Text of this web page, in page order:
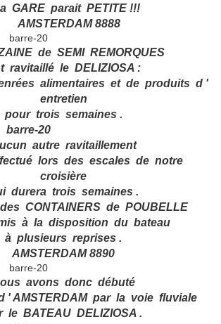
GARE parait PETITE !!!
de SEMI REMORQUES
ravitaillé le DELIZIOSA :
alimentaires et de produits d '
entretien
pour trois semaines .
autre ravitaillement
lors des escales de notre
croisière
durera trois semaines .
CONTAINERS de POUBELLE
à la disposition du bateau
à plusieurs reprises .
avons donc débuté
' AMSTERDAM par la voie fluviale
le BATEAU DELIZIOSA .